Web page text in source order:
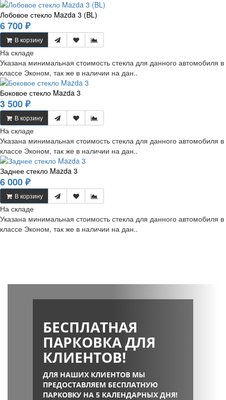
Лобовое стекло Mazda 3 (BL)
6 700 ₽
В корзину
На складе
Указана минимальная стоимость стекла для данного автомобиля в
классе Эконом, так же в наличии на дан..
Боковое стекло Mazda 3
3 500 ₽
В корзину
На складе
Указана минимальная стоимость стекла для данного автомобиля в
классе Эконом, так же в наличии на дан..
Заднее стекло Mazda 3
6 000 ₽
В корзину
На складе
Указана минимальная стоимость стекла для данного автомобиля в
классе Эконом, так же в наличии на дан..
БЕСПЛАТНАЯ
ПАРКОВКА ДЛЯ
КЛИЕНТОВ!
ДЛЯ НАШИХ КЛИЕНТОВ МЫ
ПРЕДОСТАВЛЯЕМ БЕСПЛАТНУЮ
ПАРКОВКУ НА 5 КАЛЕНДАРНЫХ ДНЯ!